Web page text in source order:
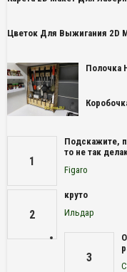
Цветок Для Выжигания 2D
Полочка
1
Подскажите,
то не так
Figaro
2
круто
Ильдар
3